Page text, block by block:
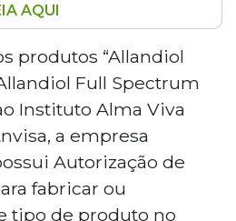
segunda-feira (11) a
divulgação de dois
da marca Allandiol
sanitárias. Os itens
1:1" e "Allandiol Full
do Instituto Alma Viva
sem autorização. A
o
1g após
AQUI
produtos “Allandiol
Full Spectrum
Instituto Alma Viva
a empresa
Autorização de
fabricar ou
tipo de produto no